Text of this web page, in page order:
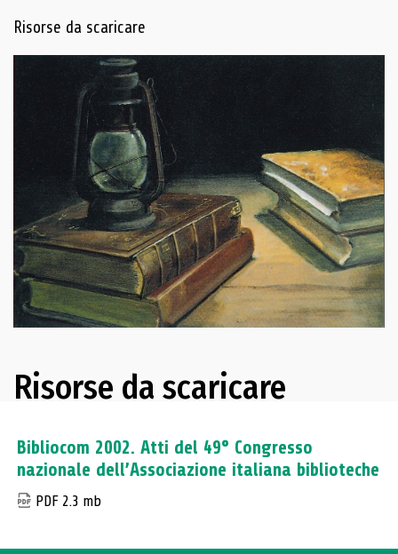
Navigazione delle risorse
Risorse da scaricare
Risorse da scaricare
Bibliocom 2002. Atti del 49° Congresso
nazionale dell’Associazione italiana biblioteche
PDF 2.3 mb